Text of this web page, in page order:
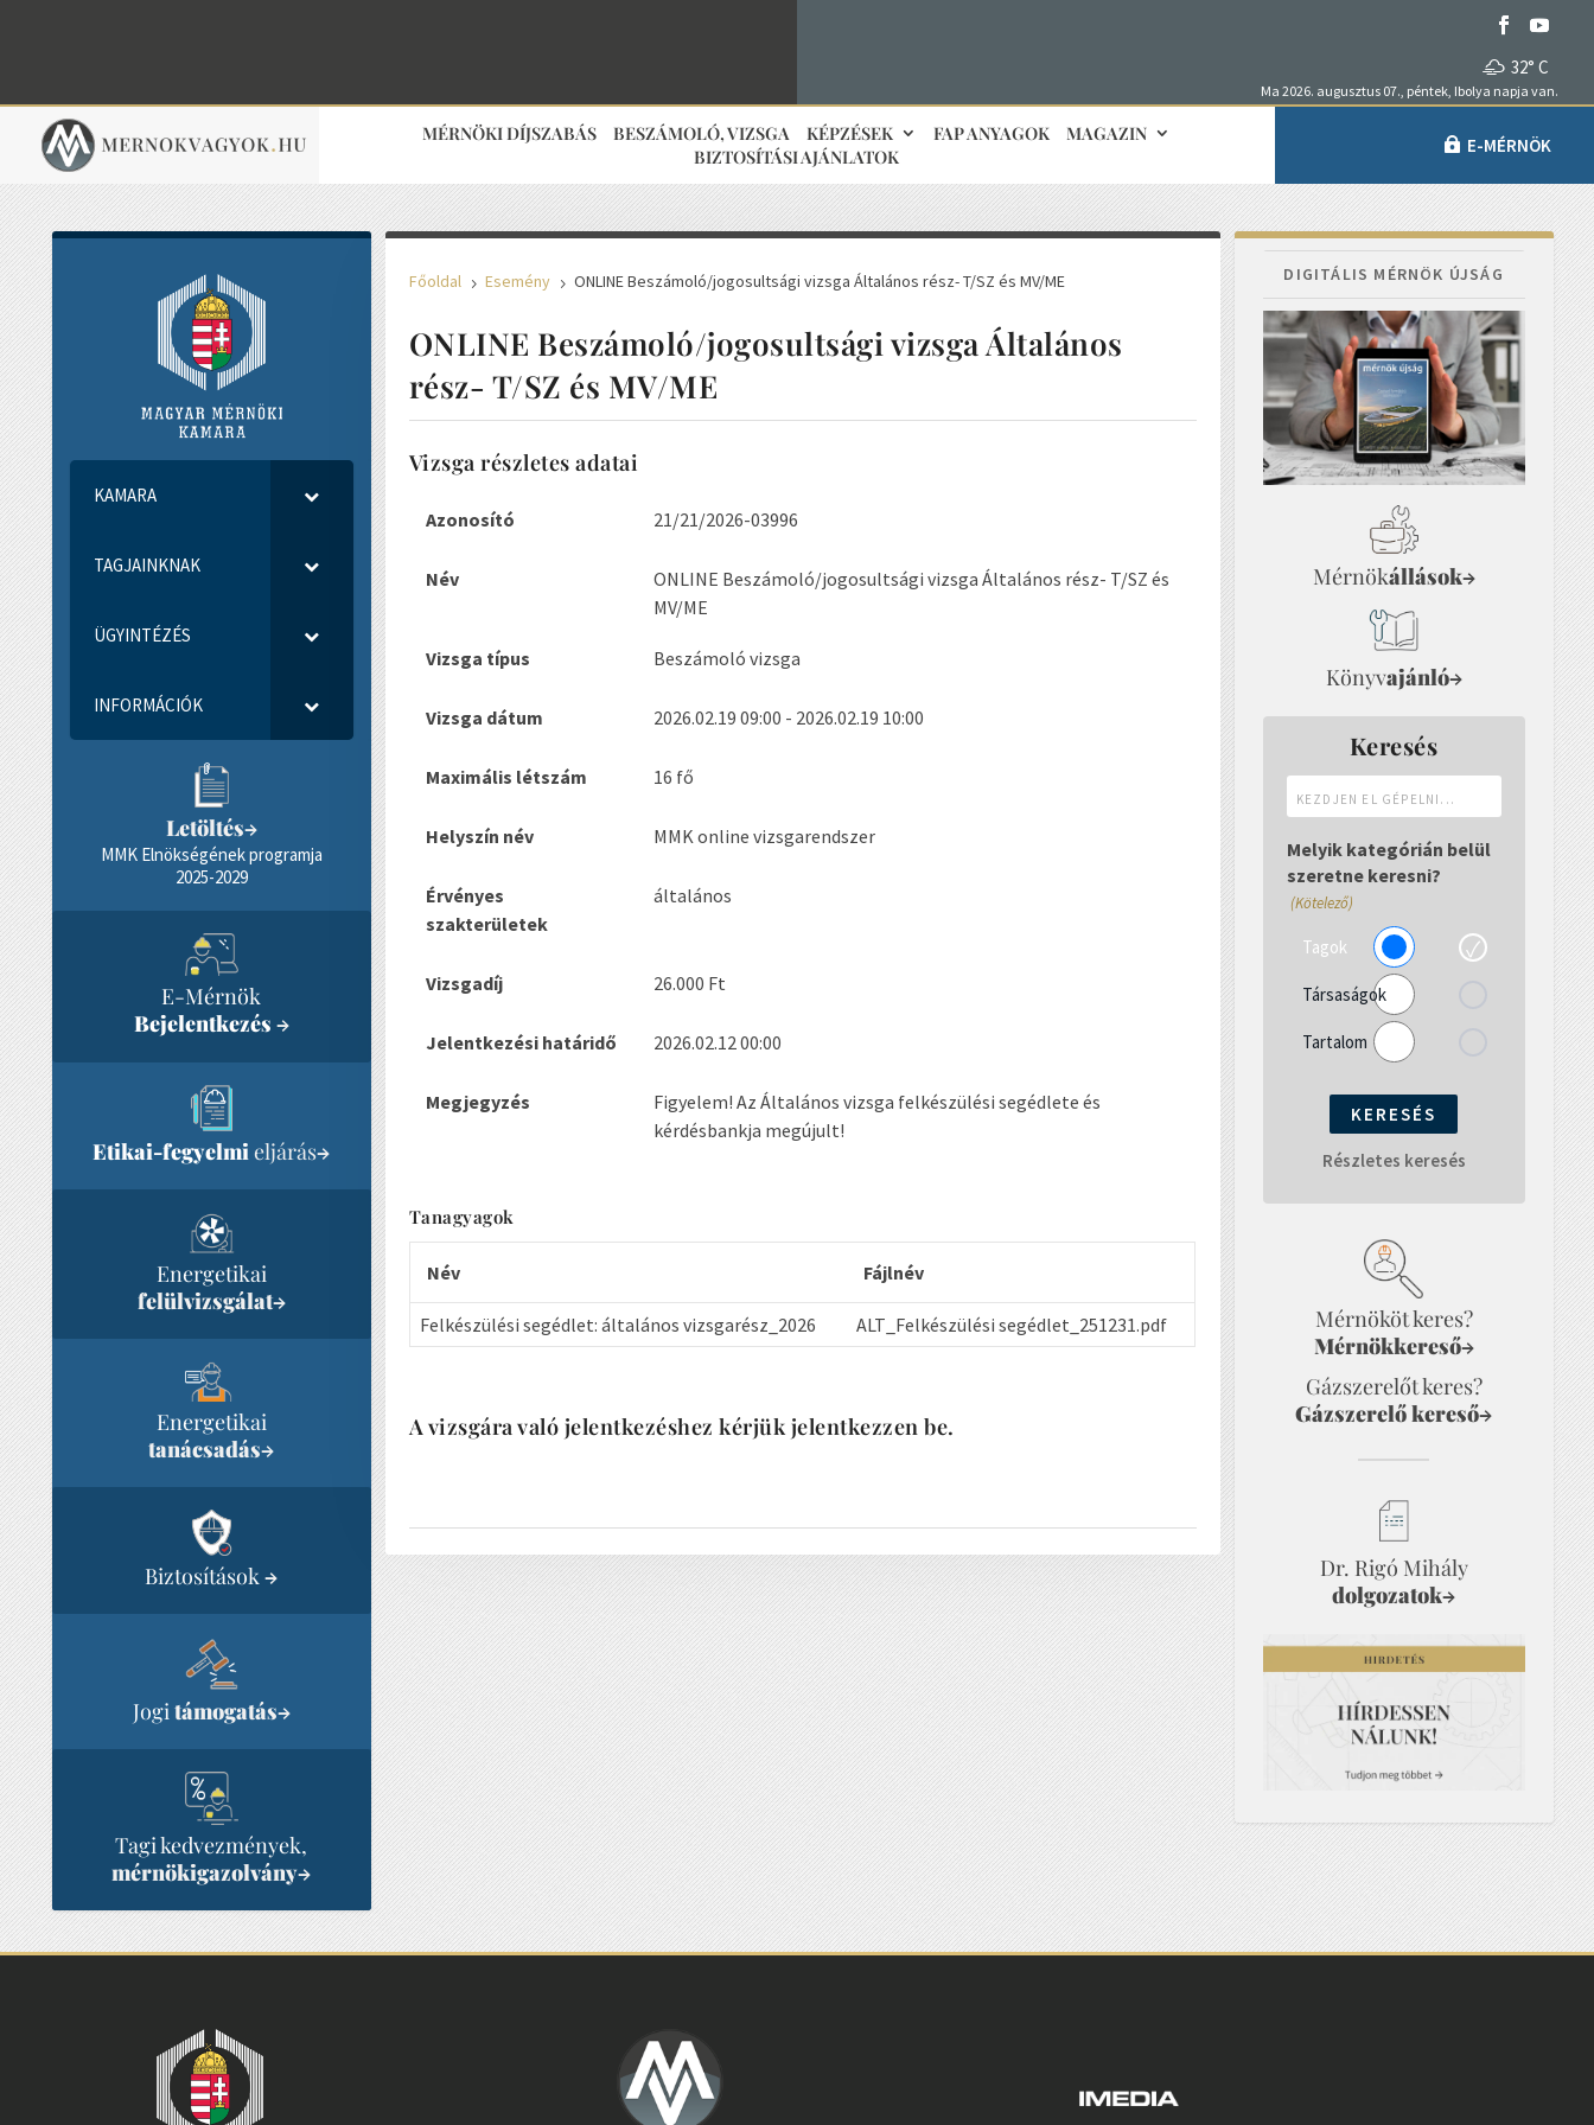
32° C
Ma 2026. augusztus 07., péntek, Ibolya napja van.
MÉRNÖKI DÍJSZABÁS BESZÁMOLÓ, VIZSGA KÉPZÉSEK FAP ANYAGOK
MAGAZIN
BIZTOSÍTÁSI AJÁNLATOK
E-MÉRNÖK
KAMARA
TAGJAINKNAK
ÜGYINTÉZÉS
INFORMÁCIÓK
Letöltés→
MMK Elnökségének programja
2025-2029
E-Mérnök
Bejelentkezés →
Etikai-fegyelmieljárás→
Energetikai
felülvizsgálat→
Energetikai
tanácsadás→
Biztosítások→
Jogi támogatás→
Tagi kedvezmények,
mérnökigazolvány→
Főoldal 5 Esemény 5 ONLINE Beszámoló/jogosultsági vizsga Általános rész- T/SZ és MV/ME
ONLINE Beszámoló/jogosultsági vizsga Általános
rész- T/SZ és MV/ME
Vizsga részletes adatai
Azonosító 21/21/2026-03996
Név
ONLINE Beszámoló/jogosultsági vizsga Általános rész- T/SZ és
MV/ME
Vizsga típus Beszámoló vizsga
Vizsga dátum 2026.02.19 09:00 - 2026.02.19 10:00
Maximális létszám 16 fő
Helyszín név MMK online vizsgarendszer
Érvényes
szakterületek
általános
Vizsgadíj 26.000 Ft
Jelentkezési határidő 2026.02.12 00:00
Megjegyzés
Figyelem! Az Általános vizsga felkészülési segédlete és
kérdésbankja megújult!
Tanagyagok
Név Fájlnév
Felkészülési segédlet: általános vizsgarész_2026 ALT_Felkészülési segédlet_251231.pdf
A vizsgára való jelentkezéshez kérjük jelentkezzen be.
DIGITÁLIS MÉRNÖK ÚJSÁG
Mérnökállások→
Könyvajánló→
Keresés
el
gépelni...
Melyik kategórián belül
szeretne keresni?
(Kötelező)
Tagok
Társaságok
Tartalom
Részletes keresés
Mérnököt keres?
Mérnökkereső→
Gázszerelőt keres?
Gázszerelő kereső→
Dr. Rigó Mihály
dolgozatok→